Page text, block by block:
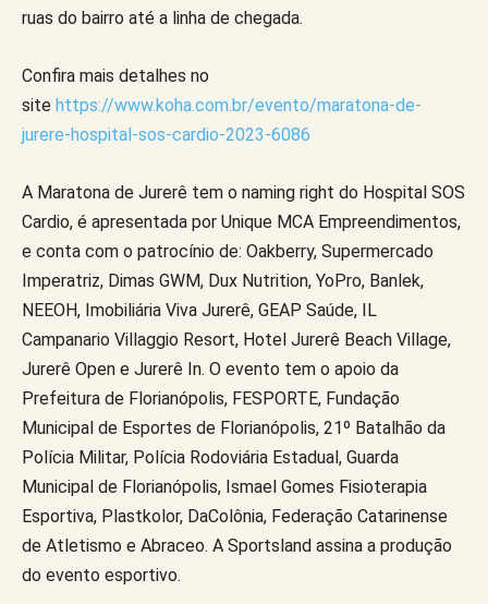
ruas do bairro até a linha de chegada.
Confira mais detalhes no
site https://www.koha.com.br/evento/maratona-de-
jurere-hospital-sos-cardio-2023-6086
A Maratona de Jurerê tem o naming right do Hospital SOS
Cardio, é apresentada por Unique MCA Empreendimentos,
e conta com o patrocínio de: Oakberry, Supermercado
Imperatriz, Dimas GWM, Dux Nutrition, YoPro, Banlek,
NEEOH, Imobiliária Viva Jurerê, GEAP Saúde, IL
Campanario Villaggio Resort, Hotel Jurerê Beach Village,
Jurerê Open e Jurerê In. O evento tem o apoio da
Prefeitura de Florianópolis, FESPORTE, Fundação
Municipal de Esportes de Florianópolis, 21º Batalhão da
Polícia Militar, Polícia Rodoviária Estadual, Guarda
Municipal de Florianópolis, Ismael Gomes Fisioterapia
Esportiva, Plastkolor, DaColônia, Federação Catarinense
de Atletismo e Abraceo. A Sportsland assina a produção
do evento esportivo.